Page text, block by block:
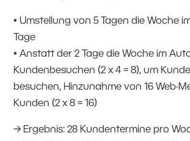
• Umstellung von 5 Tagen die Woche
Tage
• Anstatt der 2 Tage die Woche im
Kundenbesuchen (2 x 4 = 8), um
besuchen, Hinzunahme von 16 Web-
Kunden (2 x 8 = 16)
→ Ergebnis: 28 Kundentermine pro